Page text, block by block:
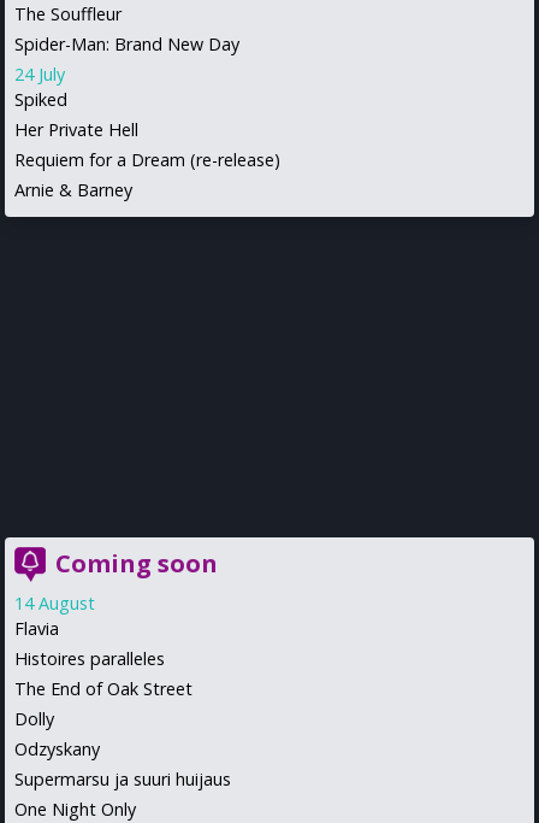
The Souffleur
Spider-Man: Brand New Day
24 July
Spiked
Her Private Hell
Requiem for a Dream (re-release)
Arnie & Barney
Coming soon
14 August
Flavia
Histoires paralleles
The End of Oak Street
Dolly
Odzyskany
Supermarsu ja suuri huijaus
One Night Only